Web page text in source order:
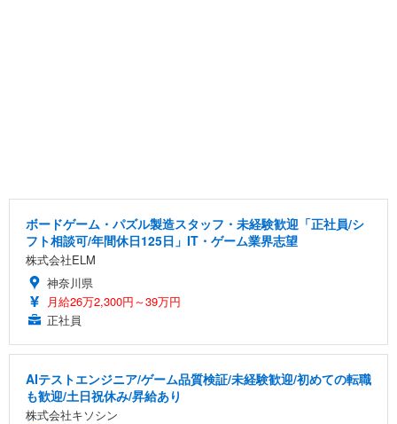
ボードゲーム・パズル製造スタッフ・未経験歓迎「正社員/シ
フト相談可/年間休日125日」IT・ゲーム業界志望
株式会社ELM
神奈川県
月給26万2,300円～39万円
正社員
AIテストエンジニア/ゲーム品質検証/未経験歓迎/初めての転職
も歓迎/土日祝休み/昇給あり
株式会社キソシン